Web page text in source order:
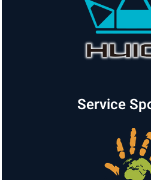
Service